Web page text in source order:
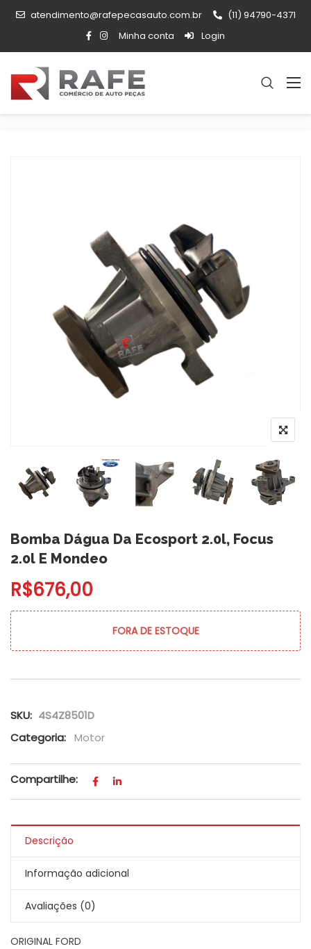
atendimento@rafepecasauto.com.br
(11) 94790-4371
Minha conta
Login
Bomba Dágua Da Ecosport 2.0l, Focus
2.0l E Mondeo
R$676,00
FORA DE ESTOQUE
SKU: 4S4Z8501D
Categoria: Motor
Compartilhe:
Descrição
Informação adicional
Avaliações (0)
ORIGINAL FORD